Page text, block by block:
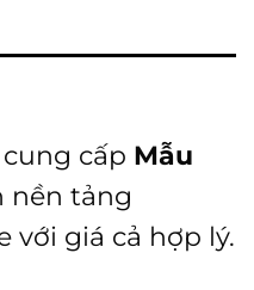
cấp Mẫu
nền tảng
với giá cả hợp lý.